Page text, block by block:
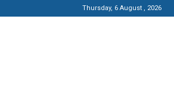
Thursday, 6 August , 2026